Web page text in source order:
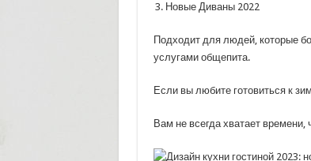
Новые Диваны 2022
Подходит для людей, которые
услугами общепита.
Если вы любите готовиться к
Вам не всегда хватает